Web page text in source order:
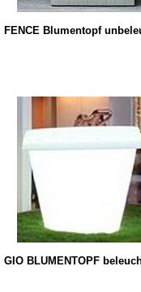
FENCE Blumentopf
GIO BLUMENTOPF